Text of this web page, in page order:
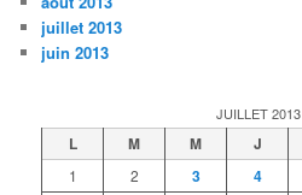
juillet 2013
juin 2013
JUILLET 2013
L M M J
1 2 3 4